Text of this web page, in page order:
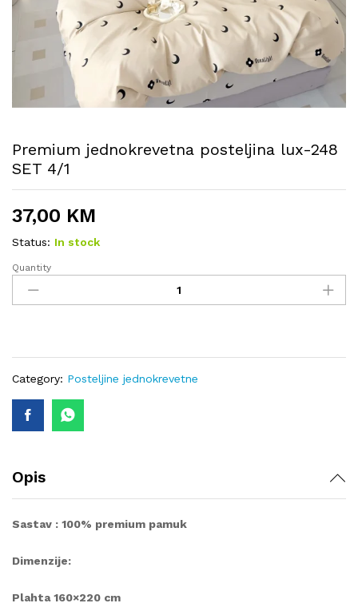
Premium jednokrevetna posteljina lux-248
SET 4/1
37,00 KM
Status: In stock
Premium
jednokrevetna
posteljina
SET
4/1
Quantity
Category: Posteljine jednokrevetne
Opis
Sastav : 100% premium pamuk
Dimenzije:
Plahta 160×220 cm